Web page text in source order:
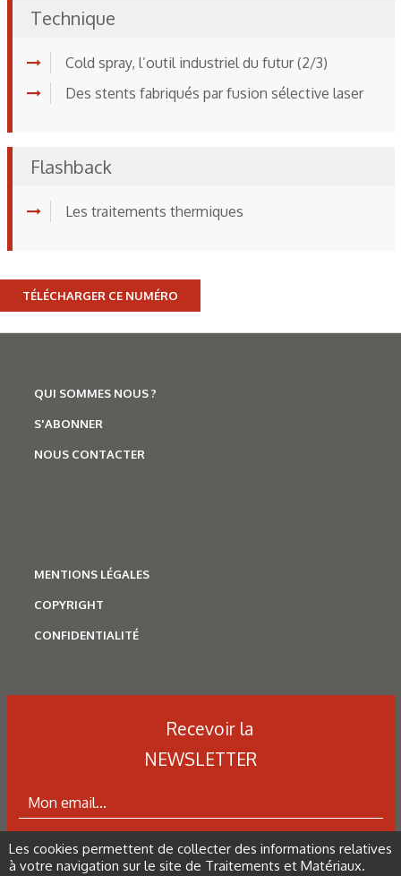
Technique
Cold spray, l’outil industriel du futur (2/3)
Des stents fabriqués par fusion sélective laser
Flashback
Les traitements thermiques
TÉLÉCHARGER CE NUMÉRO
QUI SOMMES NOUS ?
S'ABONNER
NOUS CONTACTER
MENTIONS LÉGALES
COPYRIGHT
CONFIDENTIALITÉ
Recevoir la
NEWSLETTER
ABONNEZ-VOUS À LA NEWSLETTER
Les cookies permettent de collecter des informations relatives
à votre navigation sur le site de Traitements et Matériaux.